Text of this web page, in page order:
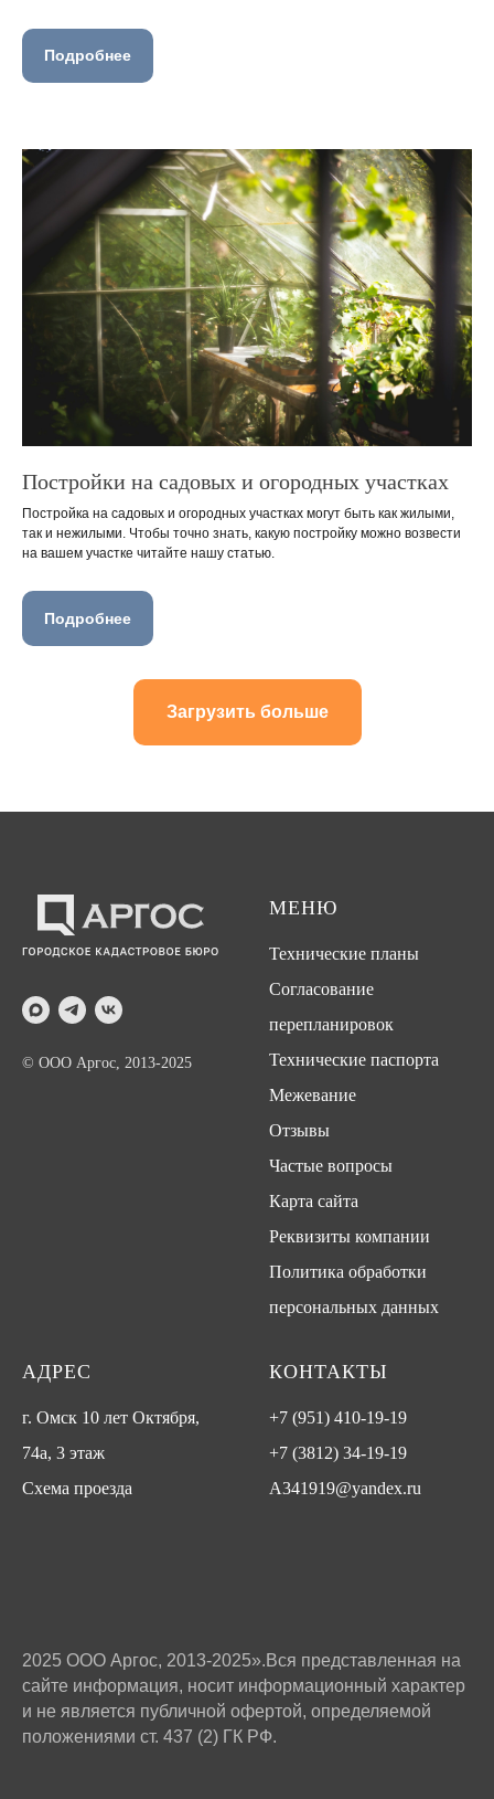
Подробнее
Постройки на садовых и огородных участках
Постройка на садовых и огородных участках могут быть как жилыми,
так и нежилыми. Чтобы точно знать, какую постройку можно возвести
на вашем участке читайте нашу статью.
Подробнее
Загрузить больше
© ООО Аргос, 2013-2025
МЕНЮ
Технические планы
Согласование
перепланировок
Технические паспорта
Межевание
Отзывы
Частые вопросы
Карта сайта
Реквизиты компании
Политика обработки
персональных данных
АДРЕС
г. Омск 10 лет Октября,
74а, 3 этаж
Схема проезда
КОНТАКТЫ
+7 (951) 410-19-19
+7 (3812) 34-19-19
A341919@yandex.ru
2025 ООО Аргос, 2013-2025».Вся представленная на
сайте информация, носит информационный характер
и не является публичной офертой, определяемой
положениями ст. 437 (2) ГК РФ.